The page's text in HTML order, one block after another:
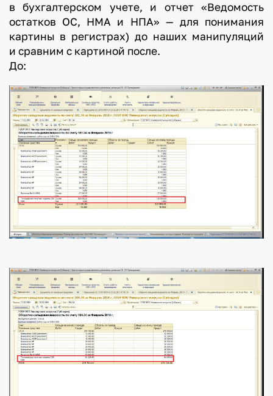
в бухгалтерском учете, и отчет «Ведомость
остатков ОС, НМА и НПА» — для понимания
картины в регистрах) до наших манипуляций
и сравним с картиной после.
До: